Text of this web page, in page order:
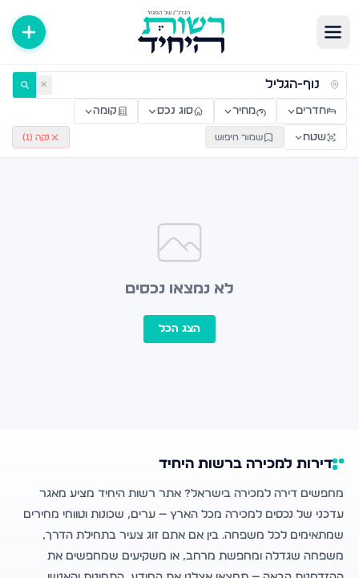
דירות למכירה ולהשכרה — רשות היחיד ✕
חדרים מחיר סוג נכס קומה
שטח שמור חיפוש נקה ( 1
)
לא נמצאו נכסים
הצג הכל
דירות למכירה ברשות היחיד
מחפשים דירה למכירה בישראל? אתר רשות היחיד מציע מאגר
עדכני של נכסים למכירה מכל הארץ — ערים, שכונות וטווחי מחירים
שמתאימים לכל משפחה. בין אם אתם זוג צעיר בתחילת הדרך,
משפחה שגדלה ומחפשת מרחב, או משקיעים שמחפשים את